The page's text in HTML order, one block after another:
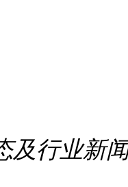
及行业新